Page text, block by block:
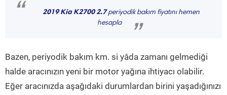
“ 2019 Kia K2700 2.7periyodik bakım fiyatını hemen
hesapla
”
Bazen, periyodik bakım km. si yâda zamanı gelmediği
halde aracınızın yeni bir motor yağına ihtiyacı olabilir.
Eğer aracınızda aşağıdaki durumlardan birini yaşadığınızı